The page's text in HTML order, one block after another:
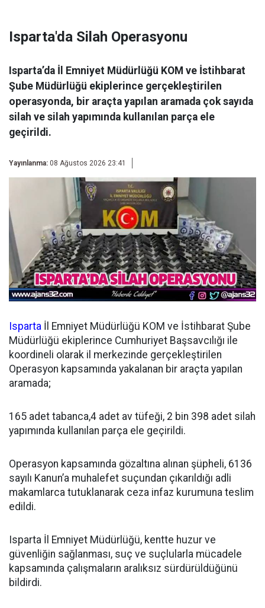
Isparta'da Silah Operasyonu
Isparta’da İl Emniyet Müdürlüğü KOM ve İstihbarat
Şube Müdürlüğü ekiplerince gerçekleştirilen
operasyonda, bir araçta yapılan aramada çok sayıda
silah ve silah yapımında kullanılan parça ele
geçirildi.
Yayınlanma: 08 Ağustos 2026 23:41
Isparta İl Emniyet Müdürlüğü KOM ve İstihbarat Şube
Müdürlüğü ekiplerince Cumhuriyet Başsavcılığı ile
koordineli olarak il merkezinde gerçekleştirilen
Operasyon kapsamında yakalanan bir araçta yapılan
aramada;
165 adet tabanca,4 adet av tüfeği, 2 bin 398 adet silah
yapımında kullanılan parça ele geçirildi.
Operasyon kapsamında gözaltına alınan şüpheli, 6136
sayılı Kanun’a muhalefet suçundan çıkarıldığı adli
makamlarca tutuklanarak ceza infaz kurumuna teslim
edildi.
Isparta İl Emniyet Müdürlüğü, kentte huzur ve
güvenliğin sağlanması, suç ve suçlularla mücadele
kapsamında çalışmaların aralıksız sürdürüldüğünü
bildirdi.